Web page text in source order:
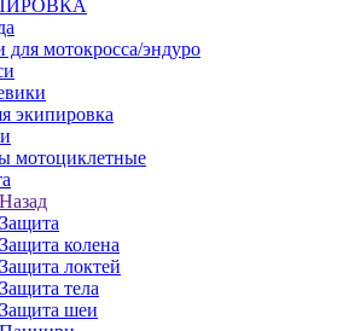
для мотокросса/эндуро
экипировка
мотоциклетные
Назад
Защита
Защита колена
Защита локтей
Защита тела
Защита шеи